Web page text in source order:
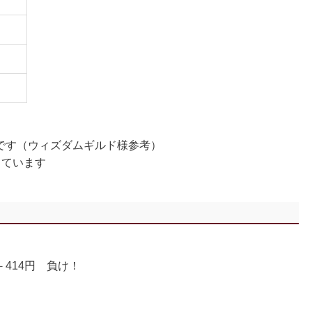
（ウィズダムギルド様参考）
います
414円 負け！